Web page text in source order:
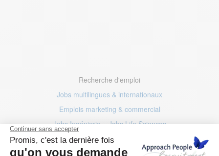
Recherche d'emploi
Jobs multilingues & internationaux
Emplois marketing & commercial
Jobs Ingénierie–Jobs Life Sciences
Jobs IT–Emplois mode
Jobs Finance & Comptabilité